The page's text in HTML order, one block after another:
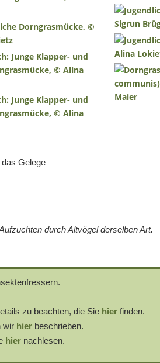
Gelege
durch Altvögel derselben Art.
zu beachten, die Sie hier finden.
wir hier beschrieben.
hier nachlesen.